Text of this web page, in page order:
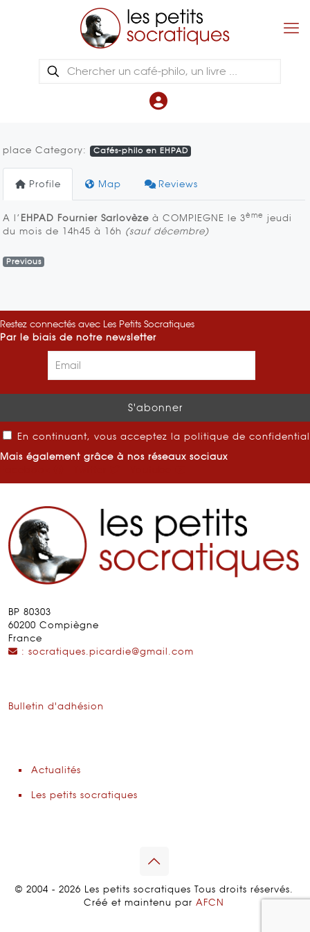
place Category: Cafés-philo en EHPAD
Profile Map Reviews
A l’ EHPAD Fournier Sarlovèze à COMPIEGNE le 3ème
jeudi
du mois de 14h45 à 16h (sauf décembre)
Previous
Restez connectés avec Les Petits Socratiques
Par le biais de notre newsletter
En continuant, vous acceptez la politique de
Mais également grâce à nos réseaux sociaux
BP 80303
60200 Compiègne
France
: socratiques.picardie@gmail.com
Bulletin d'adhésion
Actualités
Les petits socratiques
© 2004 - 2026 Les petits socratiques Tous droits réservés.
Créé et maintenu par AFCN